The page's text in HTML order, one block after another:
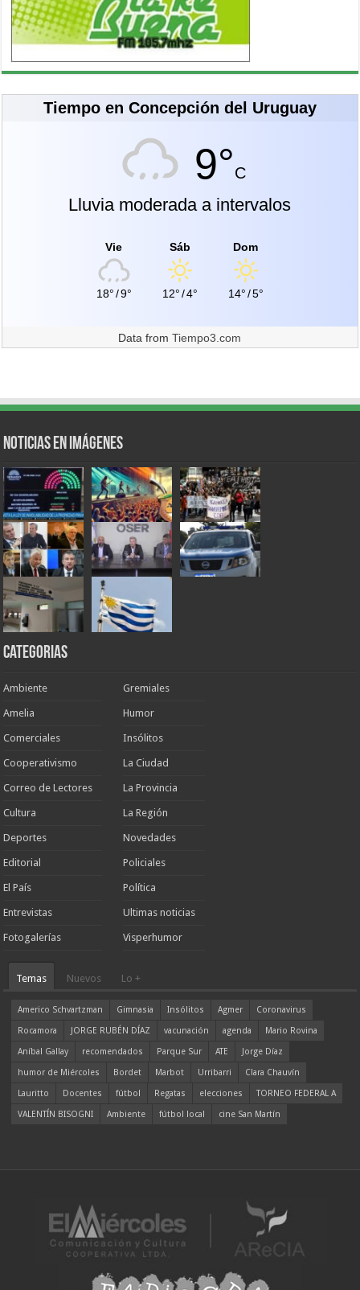
Tiempo en Concepción del Uruguay
9°C
Lluvia moderada a intervalos
Vie
18°/9°
Sáb
12°/4°
Dom
14°/5°
Data fromTiempo3.com
Noticias en Imágenes
Categorias
Ambiente
Amelia
Comerciales
Cooperativismo
Correo de Lectores
Cultura
Deportes
Editorial
El País
Entrevistas
Fotogalerías
Gremiales
Humor
Insólitos
La Ciudad
La Provincia
La Región
Novedades
Policiales
Política
Ultimas noticias
Visperhumor
Temas Nuevos Lo +
Americo Schvartzman Gimnasia Insólitos Agmer
Coronavirus
Rocamora
JORGE RUBÉN DÍAZ vacunación agenda
Mario Rovina
Aníbal Gallay
recomendados Parque Sur ATE
Jorge Díaz
humor de Miércoles
Bordet Marbot Urribarri
Clara Chauvín
Lauritto
Docentes fútbol Regatas elecciones
TORNEO FEDERAL A
VALENTÍN BISOGNI
Ambiente fútbol local cine San Martín